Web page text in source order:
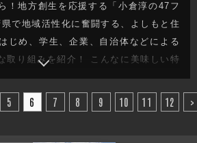
！地方創生を応援する「小倉淳の47フ
で地域活性化に奮闘する、よしもと住
じめ、学生、企業、自治体などによる
取り組みを紹介！ こんなに美味しい特
・。 街の魅力をもっと知ってほし
したらいい？ 日本の未来を次世代へと
のヒントがきっと見つかる！
5 6 7 8 9 10 11 12 >